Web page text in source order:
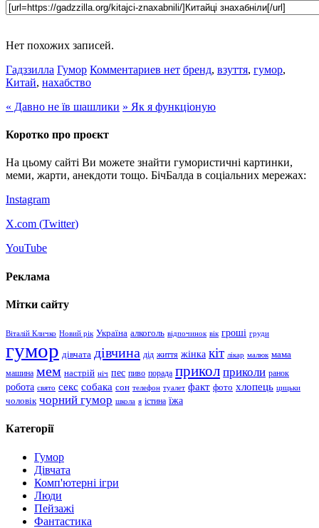
Нет похожих записей.
Гадззилла Гумор Комментариев нет бренд, взуття, гумор,
Китай, нахабство
« Давно не їв шашлики » Як я функціоную
Коротко про проєкт
На цьому сайті Ви можете знайти гумористичні картинки,
меми, жарти, анекдоти тощо. БічБалда в соціальних мережах:
Instagram
X.com (Twitter)
YouTube
Реклама
Мітки сайту
Віталій Кличко Новий рік Україна алкоголь відпочинок вік гроші груди
гумор дівчата дівчина дід життя жінка кіт лікар малюк мама
машина мем настрій ніч пес пиво порада прикол приколи ранок
робота свято секс собака сон телефон туалет факт фото хлопець цицьки
чоловік чорний гумор школа я істина їжа
Категорії
Гумор
Дівчата
Комп'ютерні ігри
Люди
Пейзажі
Фантастика